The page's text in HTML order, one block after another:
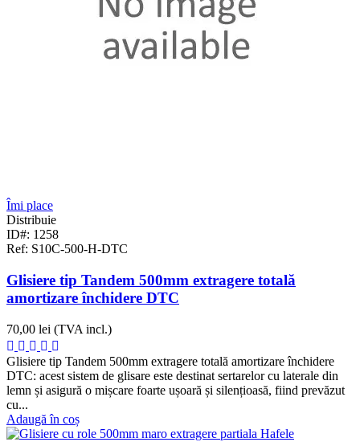
Îmi place
Distribuie
ID#: 1258
Ref: S10C-500-H-DTC
Glisiere tip Tandem 500mm extragere totală
amortizare închidere DTC
70,00 lei (TVA incl.)
Glisiere tip Tandem 500mm extragere totală amortizare închidere
DTC: acest sistem de glisare este destinat sertarelor cu laterale din
lemn și asigură o mișcare foarte ușoară și silențioasă, fiind prevăzut
cu...
Adaugă în coș